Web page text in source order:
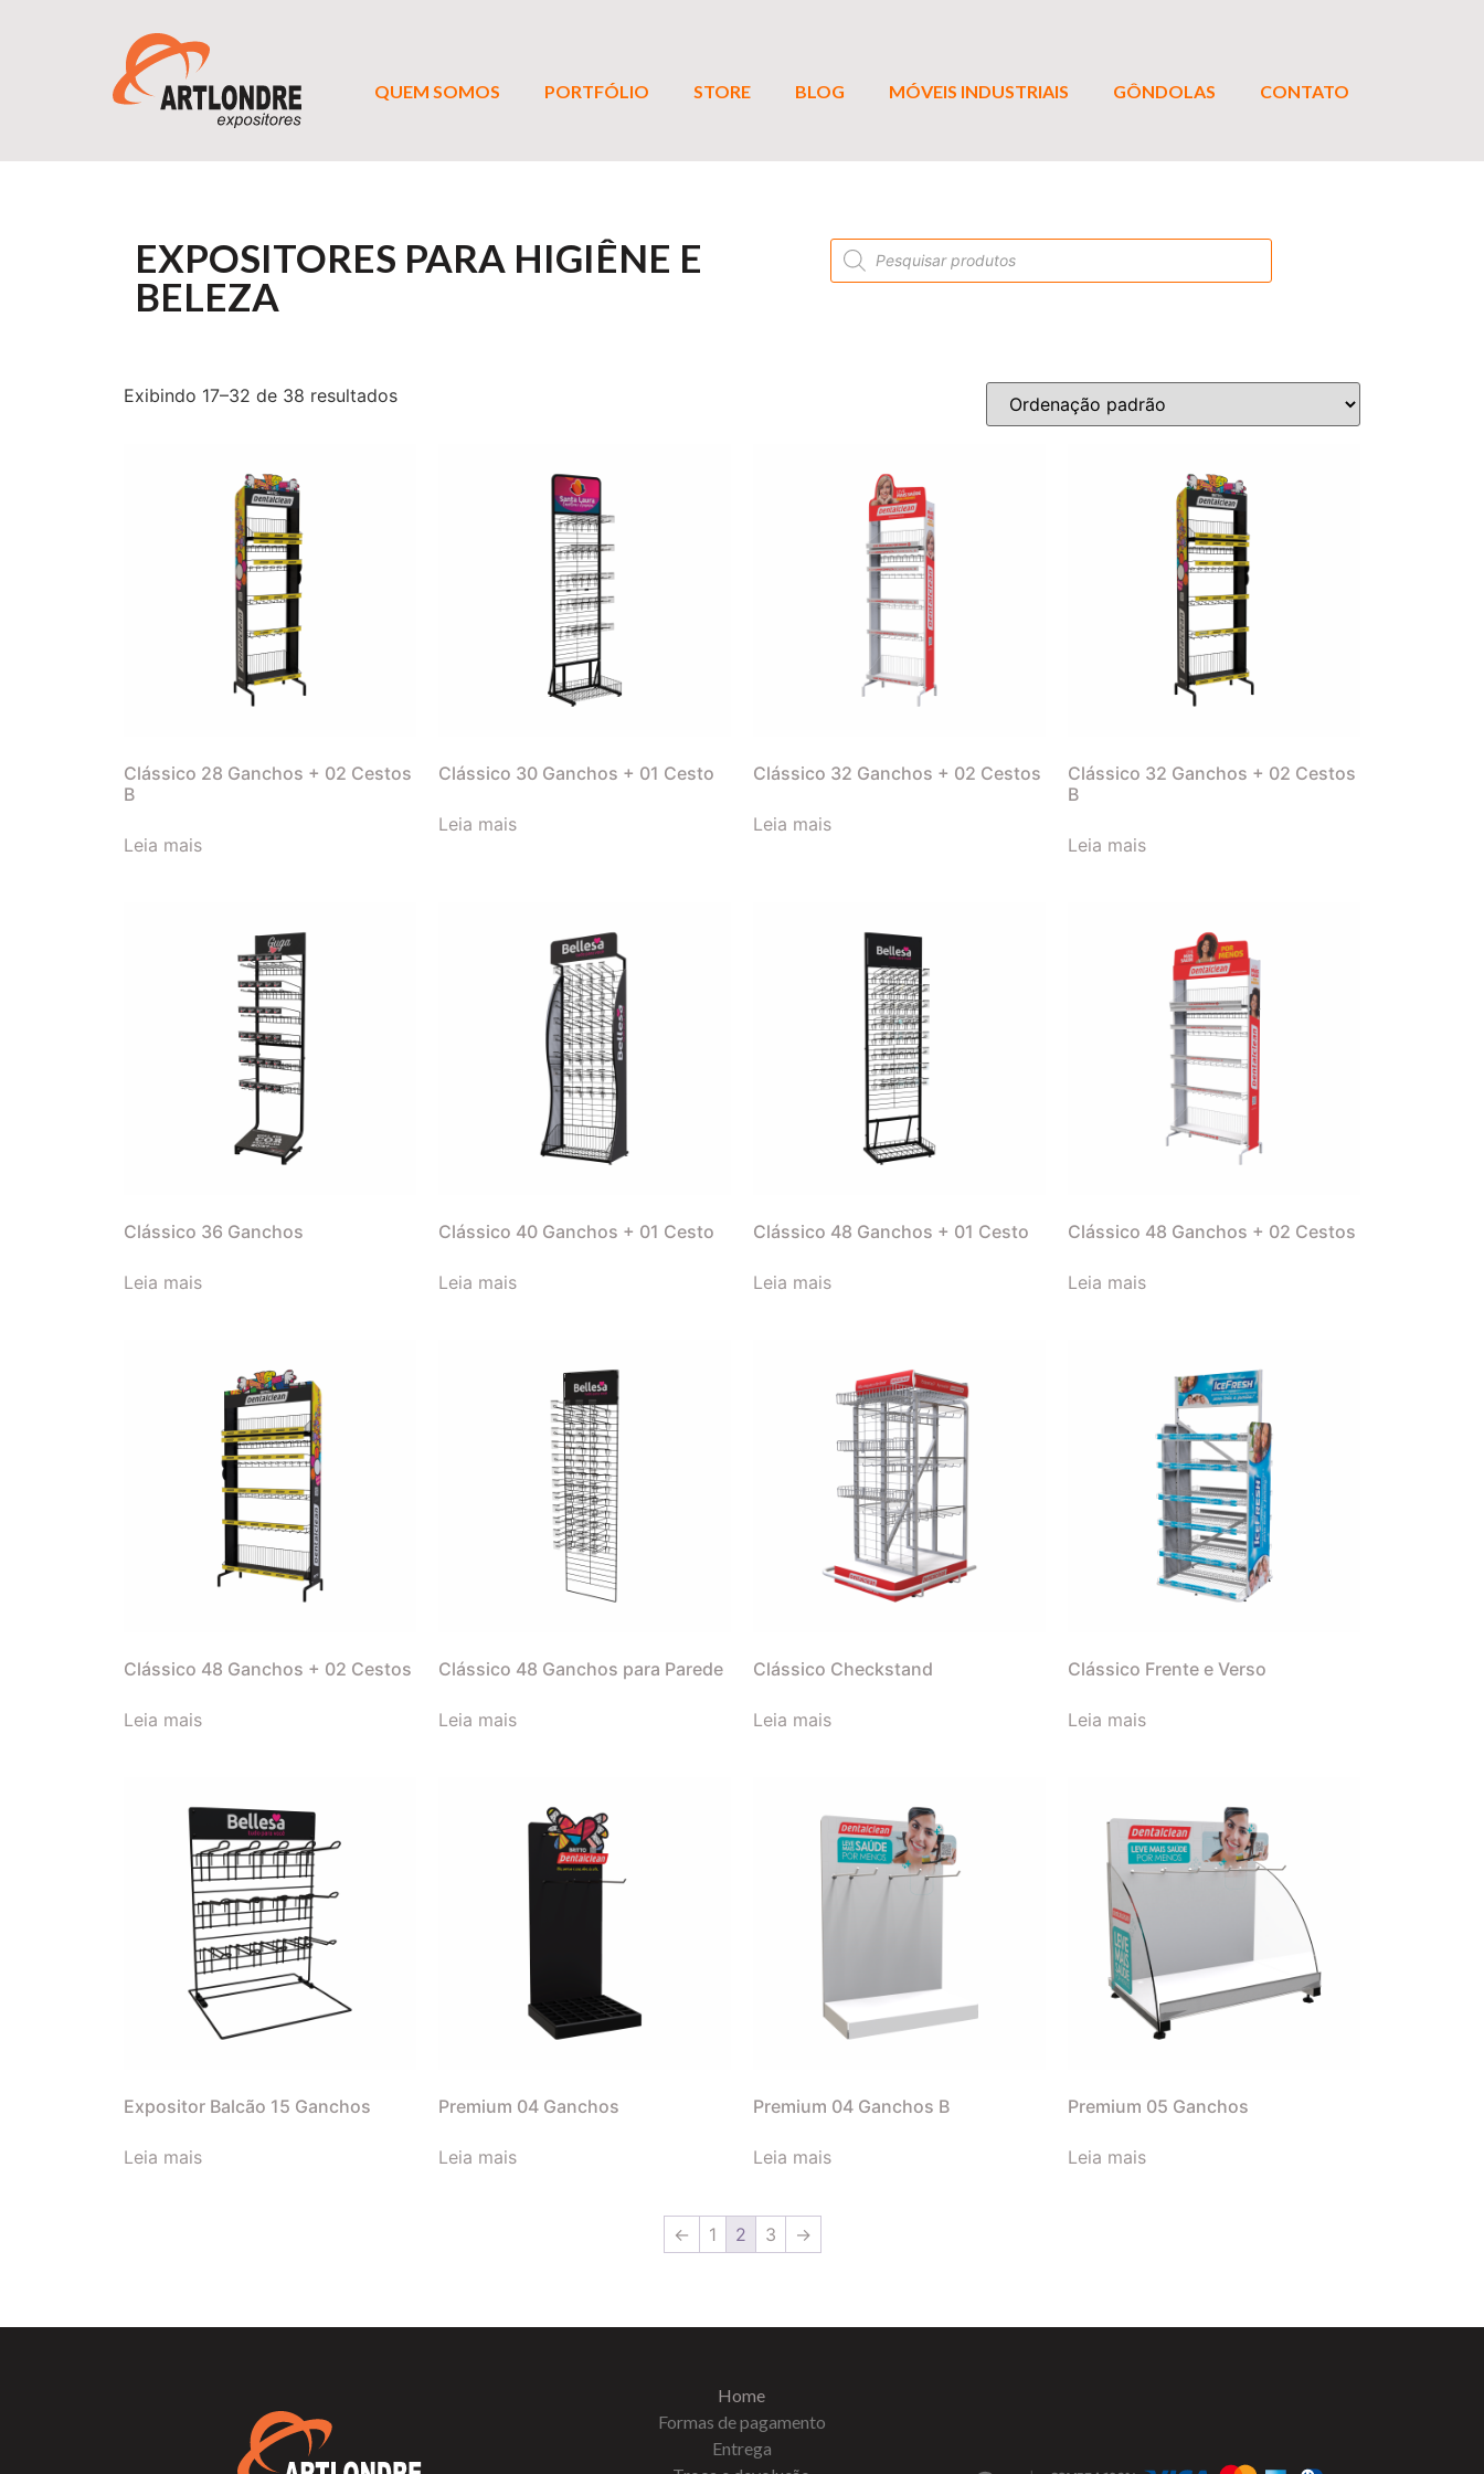
QUEM SOMOS PORTFÓLIO STORE BLOG MÓVEIS INDUSTRIAIS GÔNDOLAS CONTATO
EXPOSITORES PARA HIGIÊNE E
BELEZA
Exibindo 17–32 de 38 resultados
Clássico 28 Ganchos + 02 Cestos
B
Leia mais
Clássico 30 Ganchos + 01 Cesto
Leia mais
Clássico 32 Ganchos + 02 Cestos
Leia mais
Clássico 32 Ganchos + 02 Cestos
B
Leia mais
Clássico 36 Ganchos
Leia mais
Clássico 40 Ganchos + 01 Cesto
Leia mais
Clássico 48 Ganchos + 01 Cesto
Leia mais
Clássico 48 Ganchos + 02 Cestos
Leia mais
Clássico 48 Ganchos + 02 Cestos
Leia mais
Clássico 48 Ganchos para Parede
Leia mais
Clássico Checkstand
Leia mais
Clássico Frente e Verso
Leia mais
Expositor Balcão 15 Ganchos
Leia mais
Premium 04 Ganchos
Leia mais
Premium 04 Ganchos B
Leia mais
Premium 05 Ganchos
Leia mais
← 1 2 3 →
Home
Formas de pagamento
Entrega